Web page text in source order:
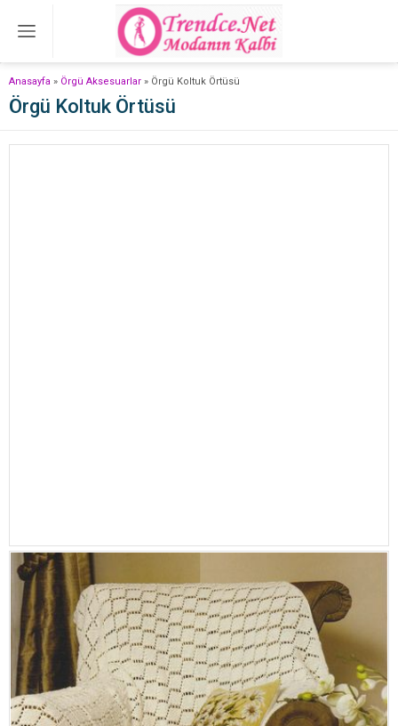
Anasayfa » Örgü Aksesuarlar » Örgü Koltuk Örtüsü
Örgü Koltuk Örtüsü